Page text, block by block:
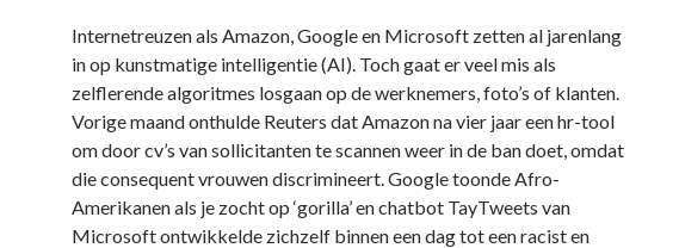
Internetreuzen als Amazon, Google en Microsoft zetten al jarenlang
in op kunstmatige intelligentie (AI). Toch gaat er veel mis als
zelflerende algoritmes losgaan op de werknemers, foto’s of klanten.
Vorige maand onthulde Reuters dat Amazon na vier jaar een hr-tool
om door cv’s van sollicitanten te scannen weer in de ban doet, omdat
die consequent vrouwen discrimineert. Google toonde Afro-
Amerikanen als je zocht op ‘gorilla’ en chatbot TayTweets van
Microsoft ontwikkelde zichzelf binnen een dag tot een racist en